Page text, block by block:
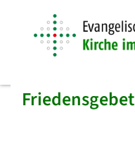
Friedensgebet